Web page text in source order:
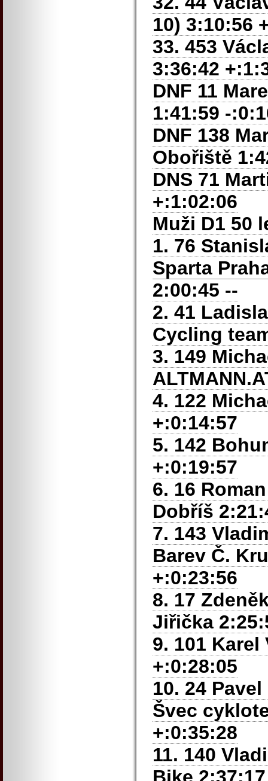
10) 3:10:56
33. 453
3:36:42
DNF 11
1:41:59 -
DNF 138
Obořiště
DNS 71
+:1:02:06
Muži D1 50
1. 76
Sparta
2:00:45 --
2. 41
Cycling
3. 149
4. 122
+:0:14:57
5. 142
+:0:19:57
6. 16
Dobříš
7. 143
Barev Č.
+:0:23:56
8. 17
Jiřička
9. 101
+:0:28:05
10. 24
Švec
+:0:35:28
11. 140